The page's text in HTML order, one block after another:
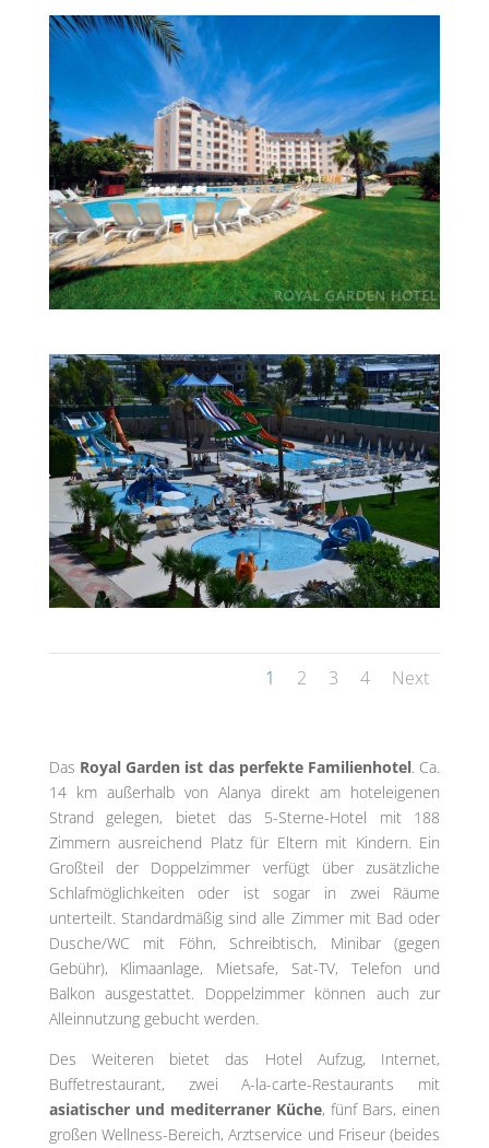
1 2 3 4 Next
Das Royal Garden ist das perfekte Familienhotel. Ca.
14 km außerhalb von Alanya direkt am hoteleigenen
Strand gelegen, bietet das 5-Sterne-Hotel mit 188
Zimmern ausreichend Platz für Eltern mit Kindern. Ein
Großteil der Doppelzimmer verfügt über zusätzliche
Schlafmöglichkeiten oder ist sogar in zwei Räume
unterteilt. Standardmäßig sind alle Zimmer mit Bad oder
Dusche/WC mit Föhn, Schreibtisch, Minibar (gegen
Gebühr), Klimaanlage, Mietsafe, Sat-TV, Telefon und
Balkon ausgestattet. Doppelzimmer können auch zur
Alleinnutzung gebucht werden.
Des Weiteren bietet das Hotel Aufzug, Internet,
Buffetrestaurant, zwei A-la-carte-Restaurants mit
asiatischer und mediterraner Küche, fünf Bars, einen
großen Wellness-Bereich, Arztservice und Friseur (beides